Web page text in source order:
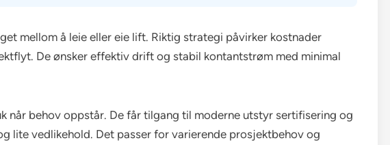
mellom å leie eller eie lift. Riktig strategi påvirker kostnader
De ønsker effektiv drift og stabil kontantstrøm med minimal
når behov oppstår. De får tilgang til moderne utstyr sertifisering og
lite vedlikehold. Det passer for varierende prosjektbehov og